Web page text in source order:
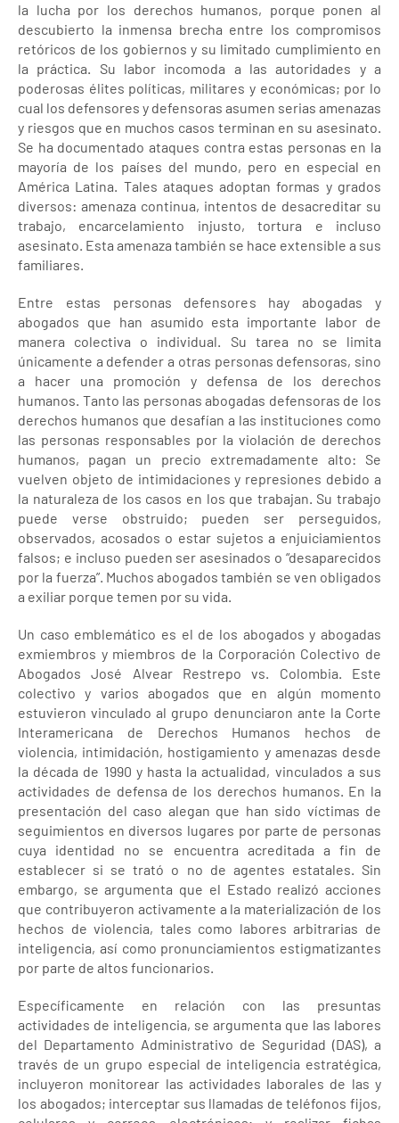
la lucha por los derechos humanos, porque ponen al
descubierto la inmensa brecha entre los compromisos
retóricos de los gobiernos y su limitado cumplimiento en
la práctica. Su labor incomoda a las autoridades y a
poderosas élites políticas, militares y económicas; por lo
cual los defensores y defensoras asumen serias amenazas
y riesgos que en muchos casos terminan en su asesinato.
Se ha documentado ataques contra estas personas en la
mayoría de los países del mundo, pero en especial en
América Latina. Tales ataques adoptan formas y grados
diversos: amenaza continua, intentos de desacreditar su
trabajo, encarcelamiento injusto, tortura e incluso
asesinato. Esta amenaza también se hace extensible a sus
familiares.
Entre estas personas defensores hay abogadas y
abogados que han asumido esta importante labor de
manera colectiva o individual. Su tarea no se limita
únicamente a defender a otras personas defensoras, sino
a hacer una promoción y defensa de los derechos
humanos. Tanto las personas abogadas defensoras de los
derechos humanos que desafían a las instituciones como
las personas responsables por la violación de derechos
humanos, pagan un precio extremadamente alto: Se
vuelven objeto de intimidaciones y represiones debido a
la naturaleza de los casos en los que trabajan. Su trabajo
puede verse obstruido; pueden ser perseguidos,
observados, acosados o estar sujetos a enjuiciamientos
falsos; e incluso pueden ser asesinados o “desaparecidos
por la fuerza”. Muchos abogados también se ven obligados
a exiliar porque temen por su vida.
Un caso emblemático es el de los abogados y abogadas
exmiembros y miembros de la Corporación Colectivo de
Abogados José Alvear Restrepo vs. Colombia. Este
colectivo y varios abogados que en algún momento
estuvieron vinculado al grupo denunciaron ante la Corte
Interamericana de Derechos Humanos hechos de
violencia, intimidación, hostigamiento y amenazas desde
la década de 1990 y hasta la actualidad, vinculados a sus
actividades de defensa de los derechos humanos. En la
presentación del caso alegan que han sido víctimas de
seguimientos en diversos lugares por parte de personas
cuya identidad no se encuentra acreditada a fin de
establecer si se trató o no de agentes estatales. Sin
embargo, se argumenta que el Estado realizó acciones
que contribuyeron activamente a la materialización de los
hechos de violencia, tales como labores arbitrarias de
inteligencia, así como pronunciamientos estigmatizantes
por parte de altos funcionarios.
Específicamente en relación con las presuntas
actividades de inteligencia, se argumenta que las labores
del Departamento Administrativo de Seguridad (DAS), a
través de un grupo especial de inteligencia estratégica,
incluyeron monitorear las actividades laborales de las y
los abogados; interceptar sus llamadas de teléfonos fijos,